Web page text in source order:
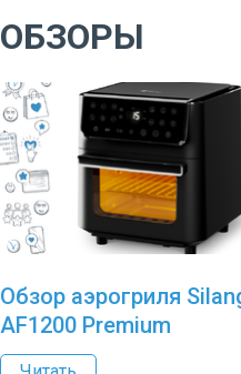
ОБЗОРЫ
Обзор аэрогриля
AF1200 Premium